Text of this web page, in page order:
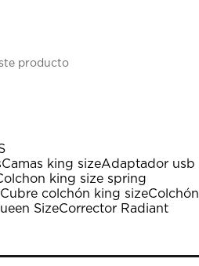
producto
Camas king sizeAdaptador usb
king size spring
Cubre colchón king sizeColchón
SizeCorrector Radiant